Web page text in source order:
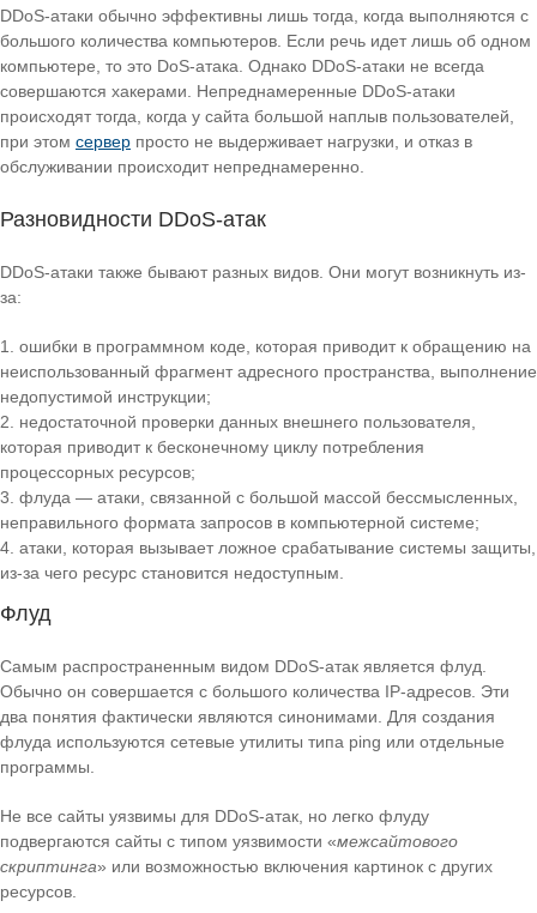
DDoS-атаки обычно эффективны лишь тогда, когда выполняются с
большого количества компьютеров. Если речь идет лишь об одном
компьютере, то это DoS-атака. Однако DDoS-атаки не всегда
совершаются хакерами. Непреднамеренные DDoS-атаки
происходят тогда, когда у сайта большой наплыв пользователей,
при этом сервер просто не выдерживает нагрузки, и отказ в
обслуживании происходит непреднамеренно.
Разновидности DDoS-атак
DDoS-атаки также бывают разных видов. Они могут возникнуть из-
за:
ошибки в программном коде, которая приводит к обращению на
неиспользованный фрагмент адресного пространства, выполнение
недопустимой инструкции;
недостаточной проверки данных внешнего пользователя,
которая приводит к бесконечному циклу потребления
процессорных ресурсов;
флуда — атаки, связанной с большой массой бессмысленных,
неправильного формата запросов в компьютерной системе;
атаки, которая вызывает ложное срабатывание системы защиты,
из-за чего ресурс становится недоступным.
Флуд
Самым распространенным видом DDoS-атак является флуд.
Обычно он совершается с большого количества IP-адресов. Эти
два понятия фактически являются синонимами. Для создания
флуда используются сетевые утилиты типа ping или отдельные
программы.
Не все сайты уязвимы для DDoS-атак, но легко флуду
подвергаются сайты с типом уязвимости «межсайтового
скриптинга» или возможностью включения картинок с других
ресурсов.